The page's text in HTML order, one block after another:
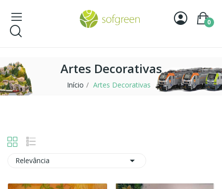
0
Artes Decorativas
Início Artes Decorativas
Relevância 